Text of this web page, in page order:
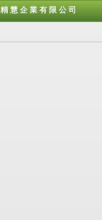
精 慧 企 業 有 限 公 司